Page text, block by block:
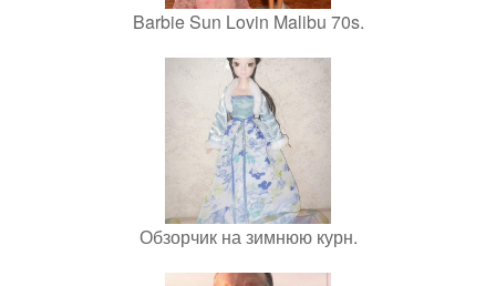
Barbie Sun Lovin Malibu 70s.
Обзорчик на зимнюю курн.